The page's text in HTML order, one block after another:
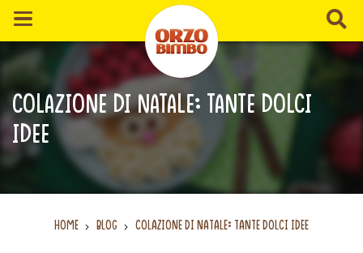
Categoria:
Colazione di Natale: tante dolci
idee
Home Blog Colazione di Natale: tante dolci idee